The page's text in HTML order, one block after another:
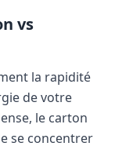
vs
la rapidité
de votre
le carton
se concentrer